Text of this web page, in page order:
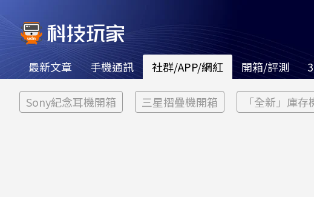
最新文章 手機通訊 社群/APP/網紅 開箱/評測
Sony紀念耳機開箱 三星摺疊機開箱 「全新」庫存